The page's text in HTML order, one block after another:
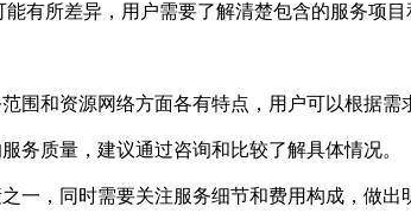
有所差异，用户需要了解清楚包含的服务项
围和资源网络方面各有特点，用户可以根据需
务质量，建议通过咨询和比较了解具体情况。
一，同时需要关注服务细节和费用构成，做出